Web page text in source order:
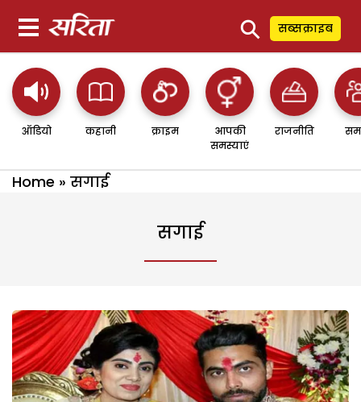
⚲ सब्सक्राइब
ऑडियो कहानी क्राइम
आपकी
समस्याएं
राजनीति
Home » सगाई
सगाई